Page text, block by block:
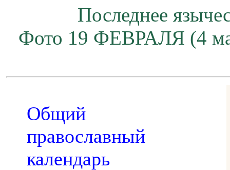
Последнее
Фото 19 ФЕВРАЛЯ (4
Общий
православный
календарь